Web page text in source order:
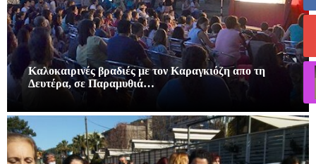
Καλοκαιρινές βραδιές με τον Καραγκιόζη απο τη
Δευτέρα, σε Παραμυθιά…